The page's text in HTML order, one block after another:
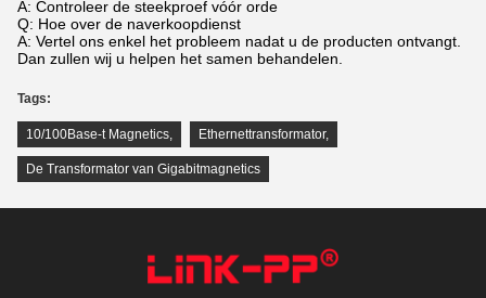
A: Controleer de steekproef vóór orde
Q: Hoe over de naverkoopdienst
A: Vertel ons enkel het probleem nadat u de producten ontvangt.
Dan zullen wij u helpen het samen behandelen.
Tags:
10/100Base-t Magnetics, Ethernettransformator,
De Transformator van Gigabitmagnetics